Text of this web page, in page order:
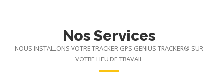
Nos Services
NOUS INSTALLONS VOTRE TRACKER GPS GENIUS TRACKER® SUR
VOTRE LIEU DE TRAVAIL